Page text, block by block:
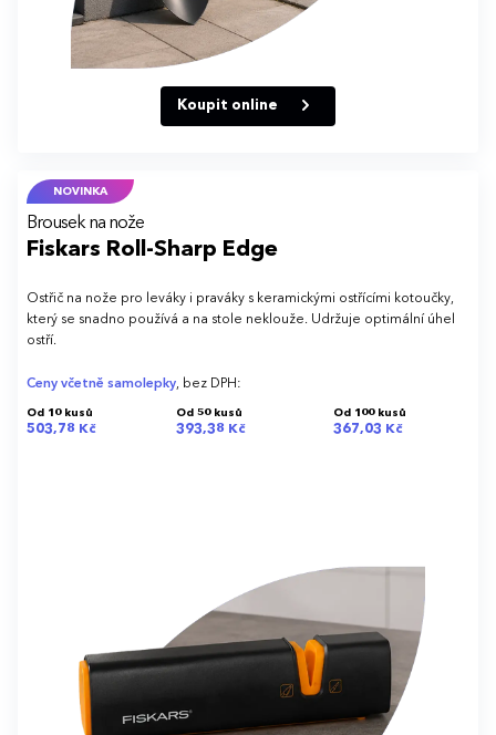
Koupit online
NOVINKA
Brousek na nože
Fiskars Roll-Sharp Edge
Ostřič na nože pro leváky i praváky s keramickými ostřícími kotoučky,
který se snadno používá a na stole neklouže. Udržuje optimální úhel
ostří.
Ceny včetně samolepky, bez DPH:
Od 10 kusů
503,78 Kč
Od 50 kusů
393,38 Kč
Od 100 kusů
367,03 Kč